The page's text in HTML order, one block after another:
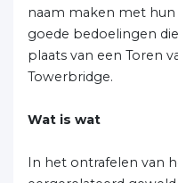
naam maken met
goede bedoelingen
plaats van een Toren
Towerbridge.
Wat is wat
In het ontrafelen van